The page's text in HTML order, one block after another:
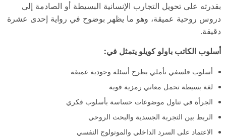
بقدرته على تحويل التجارب الإنسانية البسيطة أو الصادمة إلى
دروس روحية عميقة، وهو ما يظهر بوضوح في رواية إحدى عشرة
دقيقة.
أسلوب الكاتب باولو كويلو يتمثل في:
أسلوب فلسفي تأملي يطرح أسئلة وجودية عميقة
لغة بسيطة تحمل معاني رمزية قوية
الجرأة في تناول موضوعات حساسة بأسلوب فكري
الربط بين التجربة الجسدية والبحث الروحي
الاعتماد على السرد الداخلي والمونولوج النفسي